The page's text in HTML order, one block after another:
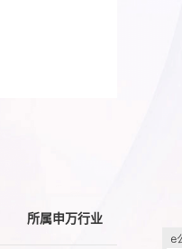
所属申万行业